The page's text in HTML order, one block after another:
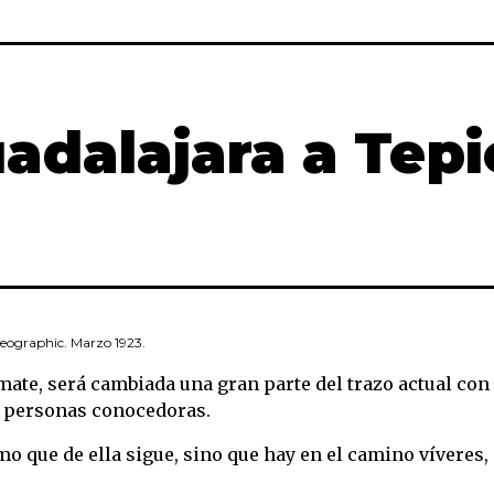
a
Marzo 1923.
será cambiada una gran parte del trazo actual con
conocedoras.
que de ella sigue, sino que hay en el camino víveres,